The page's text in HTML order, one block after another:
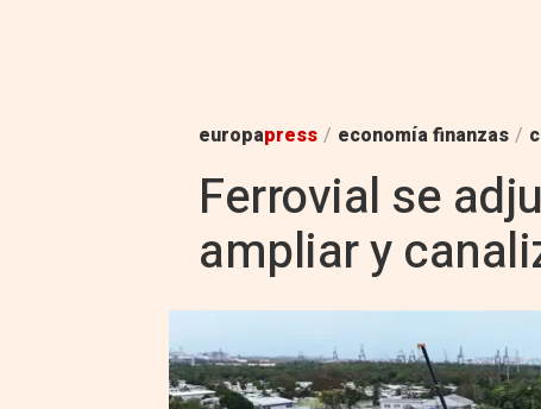
europapress / economía finanzas /
Ferrovial se
ampliar y